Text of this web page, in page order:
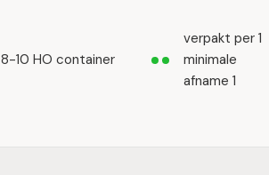
8-10 HO container
verpakt per 1
minimale
afname 1